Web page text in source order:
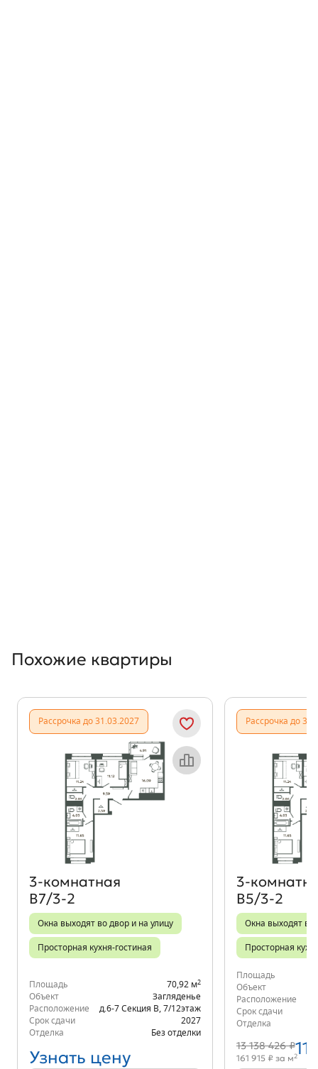
Похожие квартиры
Рассрочка до 31.03.2027
Объект месяца
3‑комнатная
В7/3-2
Окна выходят во двор и на улицу
Просторная кухня-гостиная
Площадь 70,92 м2
Объект
Загляденье
Расположение
д.6-7 Секция В 7/12этаж
Срок сдачи
2027
Отделка
Без отделки
Узнать цену
Рассрочка до
В5/3-2
Окна выходят во
Просторная
Площадь
Объект
Расположение
Срок сдачи
Отделка
13 138 426 ₽
161 915 ₽ за м2